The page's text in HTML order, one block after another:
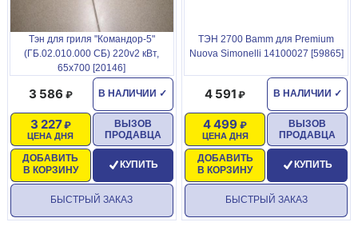
Тэн для гриля "Командор-5"
(ГБ.02.010.000 СБ) 220v2 кВт,
65х700 [20146]
В НАЛИЧИИ ✓
3 586
ЦЕНА ДНЯ
3 227
ДОБАВИТЬ
В КОРЗИНУ
ВЫЗОВ
ПРОДАВЦА
КУПИТЬ
БЫСТРЫЙ ЗАКАЗ
ТЭН 2700 Bamm для Premium
Nuova Simonelli 14100027 [59865]
В НАЛИЧИИ ✓
4 591
ЦЕНА ДНЯ
4 499
ДОБАВИТЬ
В КОРЗИНУ
ВЫЗОВ
ПРОДАВЦА
КУПИТЬ
БЫСТРЫЙ ЗАКАЗ